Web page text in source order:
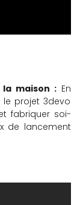
maison : En
le projet 3devo
fabriquer soi-
de lancement